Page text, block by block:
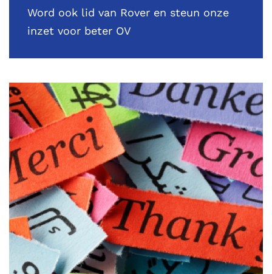
Word ook lid van Rover en steun onze
inzet voor beter OV